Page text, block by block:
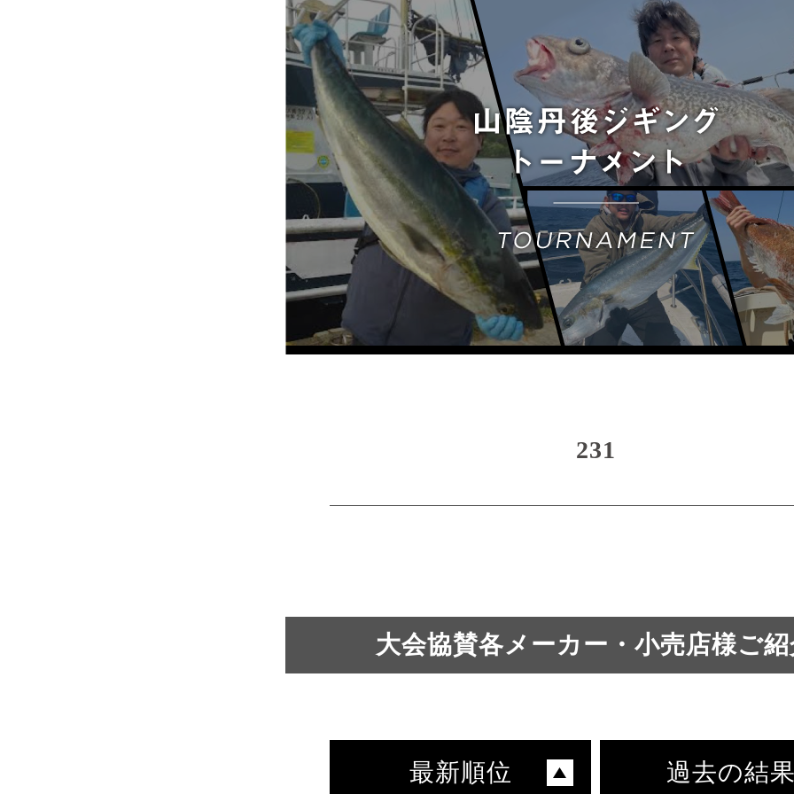
231
大会協賛各メーカー・小売店様ご
最新順位 過去の結